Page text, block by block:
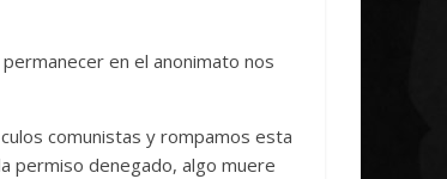
en el anonimato nos
comunistas y rompamos esta
permiso denegado, algo muere